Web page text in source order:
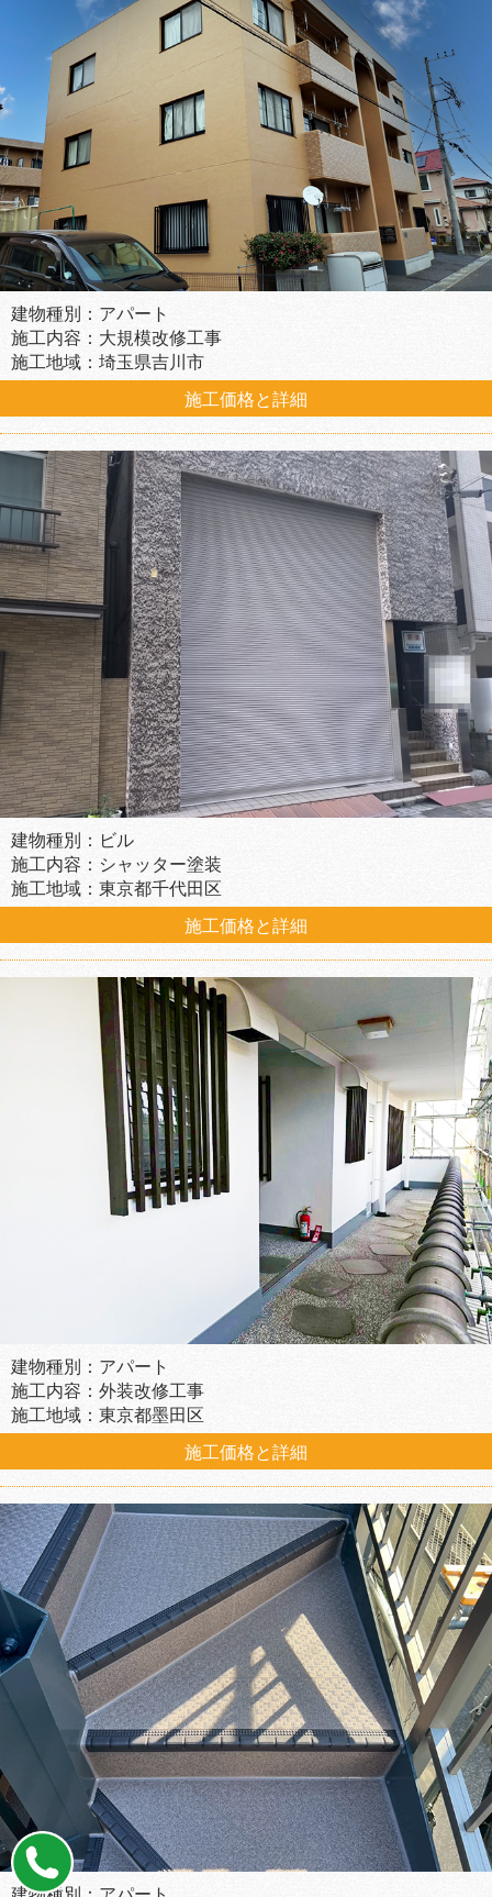
建物種別：アパート
施工内容：大規模改修工事
施工地域：埼玉県吉川市
施工価格と詳細
建物種別：ビル
施工内容：シャッター塗装
施工地域：東京都千代田区
施工価格と詳細
建物種別：アパート
施工内容：外装改修工事
施工地域：東京都墨田区
施工価格と詳細